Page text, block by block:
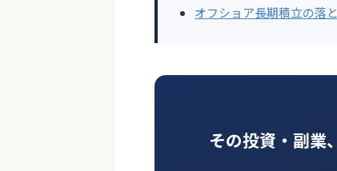
オフショア長期積立の落
その投資・副業